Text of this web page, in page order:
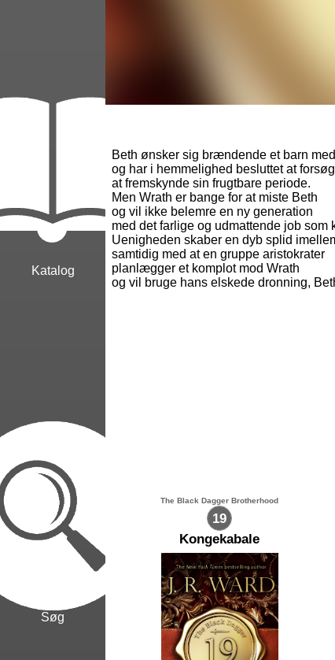
Katalog
Søg
Beth ønsker sig brændende et barn
og har i hemmelighed besluttet at
at fremskynde sin frugtbare periode.
Men Wrath er bange for at miste Beth
og vil ikke belemre en ny generation
med det farlige og udmattende job som
Uenigheden skaber en dyb splid
samtidig med at en gruppe aristokrater
planlægger et komplot mod Wrath
og vil bruge hans elskede dronning,
19
The Black Dagger Brotherhood
Kongekabale